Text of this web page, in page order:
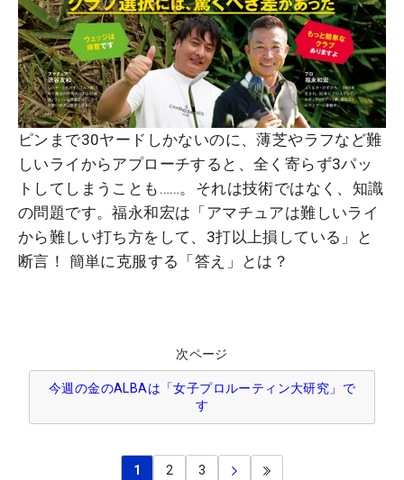
ピンまで30ヤードしかないのに、薄芝やラフなど難
しいライからアプローチすると、全く寄らず3パッ
トしてしまうことも……。それは技術ではなく、知識
の問題です。福永和宏は「アマチュアは難しいライ
から難しい打ち方をして、3打以上損している」と
断言！ 簡単に克服する「答え」とは？
次ページ
今週の金のALBAは「女子プロルーティン大研究」で
す
1 2 3